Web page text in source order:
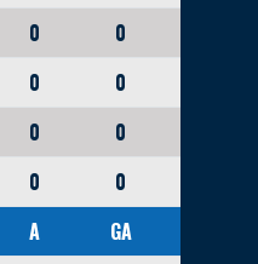
0
0
0
0
0
0
0
0
A
GA